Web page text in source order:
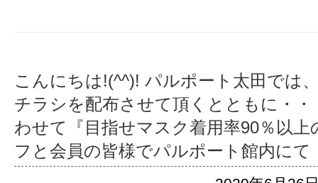
こんにちは!(^^)! パルポート太田では
チラシを配布させて頂くとともに・
わせて『目指せマスク着用率90％以
フと会員の皆様でパルポート館内にて